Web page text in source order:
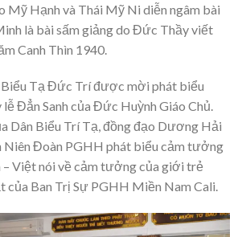
Mỹ Hạnh và Thái Mỹ Ni diễn ngâm bài
là bài sấm giảng do Đức Thầy viết
Canh Thìn 1940.
Biểu Tạ Đức Trí được mời phát biểu
Đẳn Sanh của Đức Huỳnh Giáo Chủ.
Dân Biểu Trí Tạ, đồng đạo Dương Hải
Niên Đoàn PGHH phát biểu cảm tưởng
– Việt nói về cảm tưởng của giới trẻ
của Ban Trị Sự PGHH Miền Nam Cali.